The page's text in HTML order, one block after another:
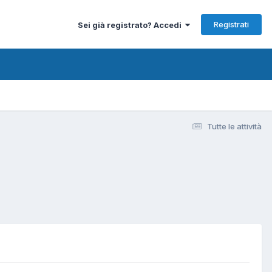
Sei già registrato? Accedi Registrati
Tutte le attività